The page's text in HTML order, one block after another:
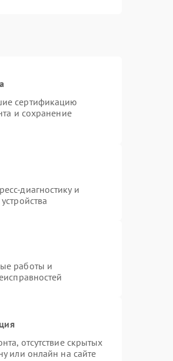
сертификацию
и сохранение
диагностику и
работы и
отсутствие скрытых
или онлайн на сайте